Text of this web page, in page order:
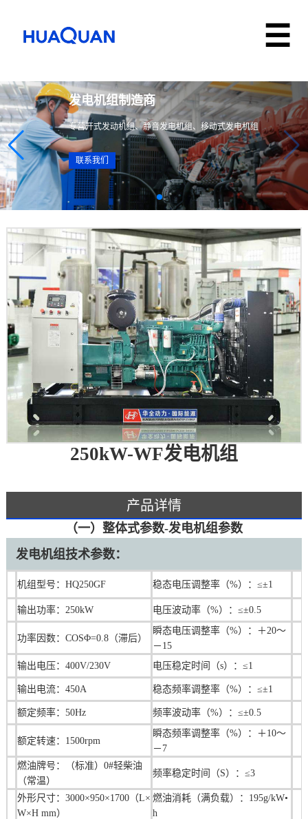
力解决方案提供商
化生产｜现货速发｜全国联保
发电机
专营开式发
联系我们
250kW-WF发电机组
产品详情
（一）整体式参数-发电机组参数
发电机组技术参数：
机组型号：HQ250GF 稳态电压调整率（%）：≤±1
输出功率：250kW 电压波动率（%）：≤±0.5
功率因数：COSΦ=0.8（滞后）
瞬态电压调整率（%）：＋20～
－15
输出电压：400V/230V
电压稳定时间（s）：≤1
输出电流：450A 稳态频率调整率（%）：≤±1
额定频率：50Hz 频率波动率（%）：≤±0.5
额定转速：1500rpm
瞬态频率调整率（%）：＋10～
－7
燃油牌号：（标准）0#轻柴油
（常温）
频率稳定时间（S）：≤3
外形尺寸：3000×950×1700（L×
W×H mm）
燃油消耗（满负载）：195g/kW•
h